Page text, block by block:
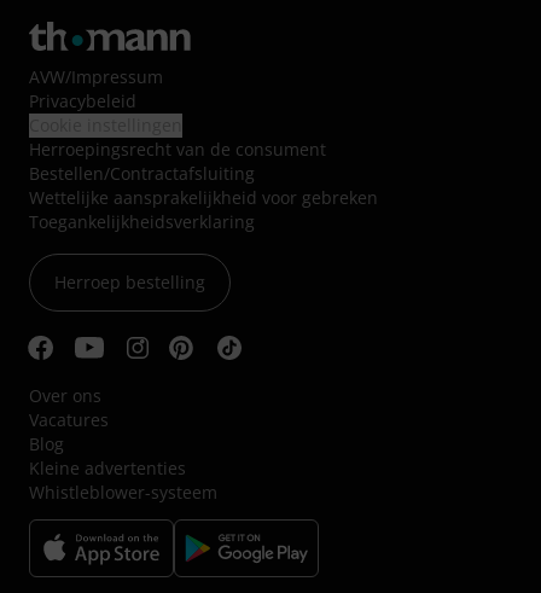
AVW/Impressum
Privacybeleid
Herroepingsrecht van de consument
Bestellen/Contractafsluiting
Wettelijke aansprakelijkheid voor gebreken
Toegankelijkheidsverklaring
Herroep bestelling
Over ons
Vacatures
Blog
Kleine advertenties
Whistleblower-systeem